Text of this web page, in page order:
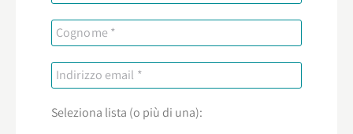
Seleziona lista (o più di una):